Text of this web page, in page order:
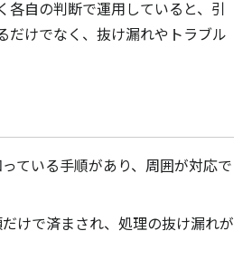
各自の判断で運用していると、引
だけでなく、抜け漏れやトラブル
っている手順があり、周囲が対応で
だけで済まされ、処理の抜け漏れが